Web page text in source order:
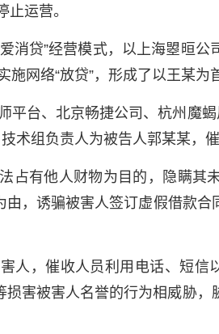
止运营。
消贷”经营模式，以上海曌晅
施网络“放贷”，形成了以王某为
平台、北京畅捷公司、杭州魔
术组负责人为被告人郭某某，
占有他人财物为目的，隐瞒其
由，诱骗被害人签订虚假借款
人，催收人员利用电话、短信
害被害人名誉的行为相威胁，